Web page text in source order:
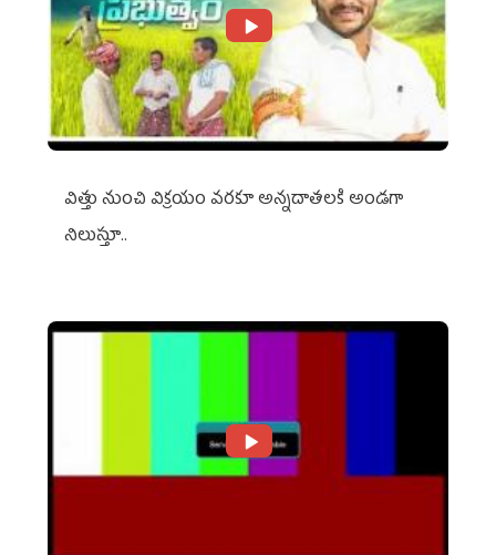
విత్తు నుంచి విక్రయం వరకూ అన్నదాతలకి అండగా
నిలుస్తూ..